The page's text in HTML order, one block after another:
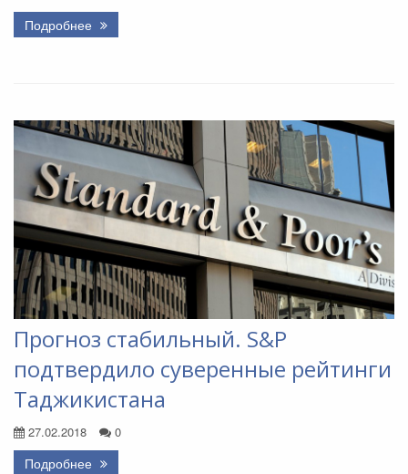
Подробнее
Прогноз стабильный. S&P
подтвердило суверенные рейтинги
Таджикистана
27.02.2018 0
Подробнее